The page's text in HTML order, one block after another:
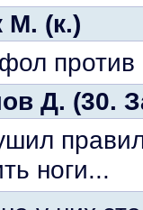
М. (к.)
Д. (30.
ноги...